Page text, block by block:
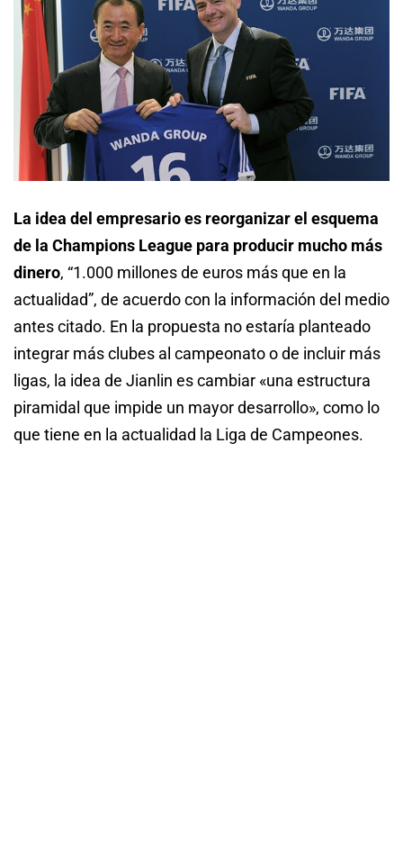
La idea del empresario es reorganizar el esquema
de la Champions League para producir mucho más
dinero, “1.000 millones de euros más que en la
actualidad”, de acuerdo con la información del medio
antes citado. En la propuesta no estaría planteado
integrar más clubes al campeonato o de incluir más
ligas, la idea de Jianlin es cambiar «una estructura
piramidal que impide un mayor desarrollo», como lo
que tiene en la actualidad la Liga de Campeones.